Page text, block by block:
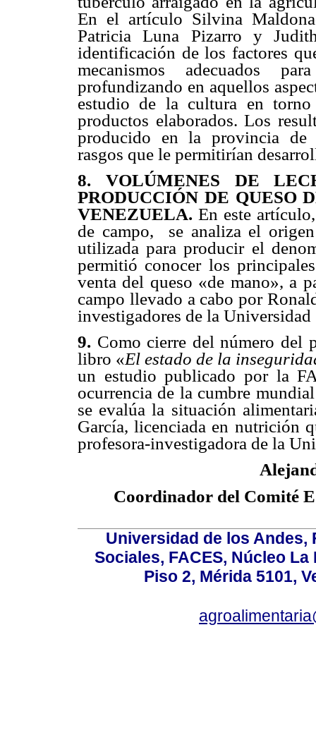
En el artículo Silvina
Patricia Luna Pizarro y
identificación de los factores
mecanismos adecuados
profundizando en aquellos
estudio de la cultura en
productos elaborados. Los
producido en la provincia de
rasgos que le permitirían
8. VOLÚMENES DE
PRODUCCIÓN DE QUESO
VENEZUELA. En este
de campo, se analiza el
utilizada para producir el
permitió conocer los
venta del queso «de mano», a
campo llevado a cabo por
investigadores de la Universidad
9. Como cierre del número del
libro «El estado de la
un estudio publicado por la
ocurrencia de la cumbre
se evalúa la situación
García, licenciada en nutrición
profesora-investigadora de la
Coordinador del Comité
Universidad de los Andes,
Sociales, FACES, Núcleo
Piso 2, Mérida 5101,